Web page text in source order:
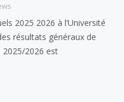
2025 2026 à l’Université
résultats généraux de
2025/2026 est